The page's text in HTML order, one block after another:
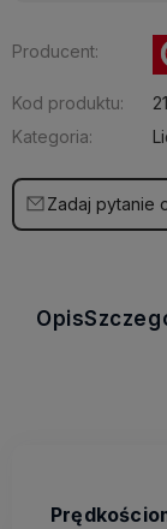
Producent:
Kod produktu:
Kategoria:
Zadaj pytanie
Opis